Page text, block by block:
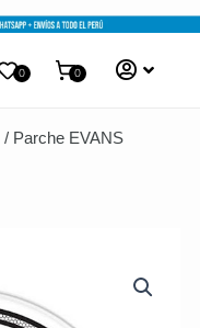
0 0
/ Parche EVANS